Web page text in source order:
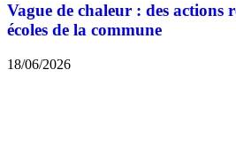
Vague de chaleur : des actions
écoles de la commune
18/06/2026